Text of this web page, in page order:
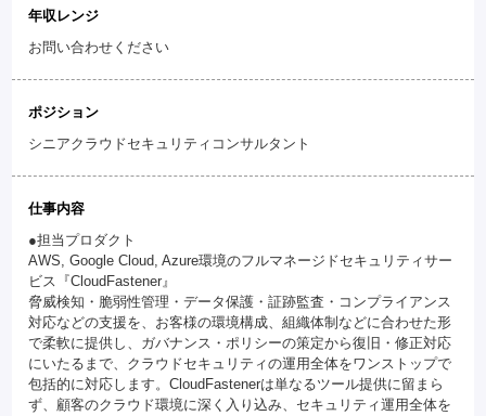
年収レンジ
お問い合わせください
ポジション
シニアクラウドセキュリティコンサルタント
仕事内容
●担当プロダクト
AWS, Google Cloud, Azure環境のフルマネージドセキュリティサー
ビス『CloudFastener』
脅威検知・脆弱性管理・データ保護・証跡監査・コンプライアンス
対応などの支援を、お客様の環境構成、組織体制などに合わせた形
で柔軟に提供し、ガバナンス・ポリシーの策定から復旧・修正対応
にいたるまで、クラウドセキュリティの運用全体をワンストップで
包括的に対応します。CloudFastenerは単なるツール提供に留まら
ず、顧客のクラウド環境に深く入り込み、セキュリティ運用全体を